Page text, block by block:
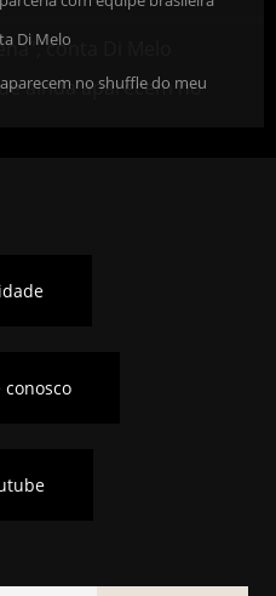
Di Melo
no shuffle do meu
conosco